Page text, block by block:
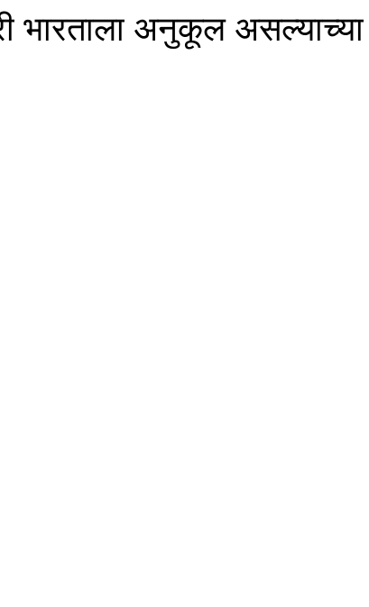
भारताला अनुकूल असल्याच्या